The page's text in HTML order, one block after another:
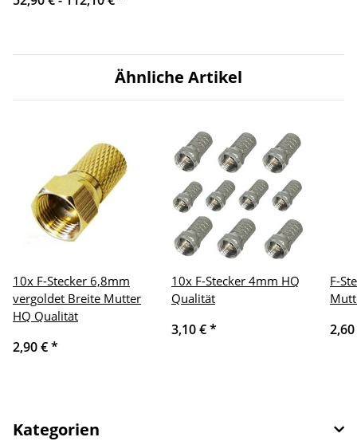
Ähnliche Artikel
10x F-Stecker 6,8mm
vergoldet Breite Mutter
HQ Qualität
2,90 €*
10x F-Stecker 4mm HQ
Qualität
3,10 €*
F-
Kategorien